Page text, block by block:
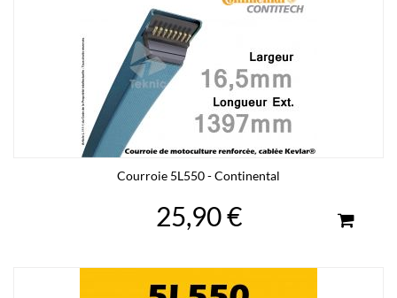
Courroie 5L550 - Continental
25,90 €